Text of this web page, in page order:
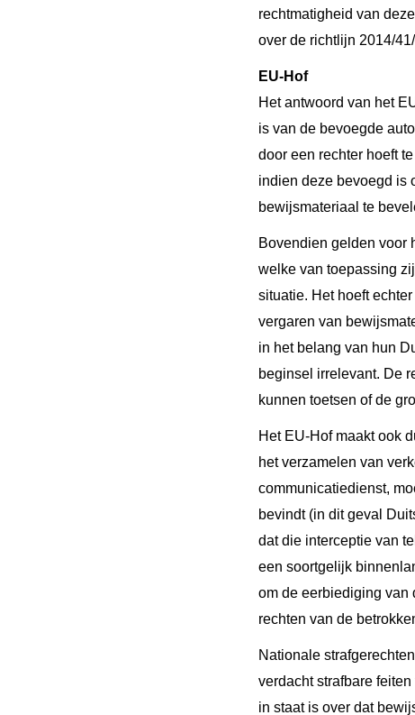
rechtmatigheid van
over de richtlijn 2014/
EU-Hof
Het antwoord van het
is van de bevoegde
door een rechter hoeft
indien deze bevoegd is
bewijsmateriaal te
Bovendien gelden voor
welke van toepassing
situatie. Het hoeft
vergaren van
in het belang van hun
beginsel irrelevant. De
kunnen toetsen of de
Het EU-Hof maakt ook
het verzamelen van
communicatiedienst,
bevindt (in dit geval
dat die interceptie van
een soortgelijk
om de eerbiediging van
rechten van de
Nationale
verdacht strafbare
in staat is over dat